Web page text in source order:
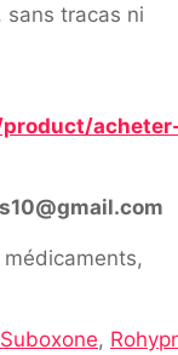
sans tracas ni
médicaments,
Suboxone,